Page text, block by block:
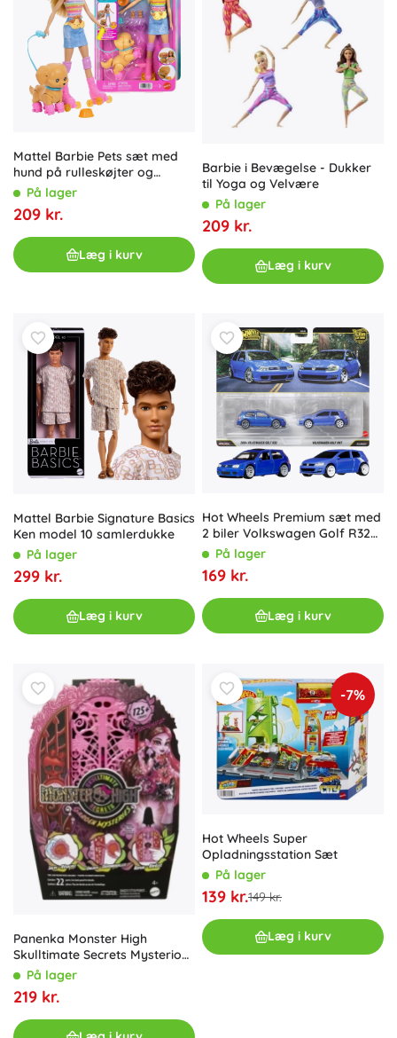
Mattel Barbie Pets sæt med
hund på rulleskøjter og
tilbehør
På lager
209 kr.
Læg i kurv
Barbie i Bevægelse - Dukker
til Yoga og Velvære
På lager
209 kr.
Læg i kurv
Mattel Barbie Signature Basics
Ken model 10 samlerdukke
På lager
299 kr.
Læg i kurv
Hot Wheels Premium sæt med
2 biler Volkswagen Golf R32
(2004) og Golf MK7
På lager
169 kr.
Læg i kurv
Panenka Monster High
Skulltimate Secrets Mysterious
Garden Draculaura
På lager
219 kr.
-7%
Hot Wheels Super
Opladningsstation Sæt
På lager
139 kr.149 kr.
Læg i kurv